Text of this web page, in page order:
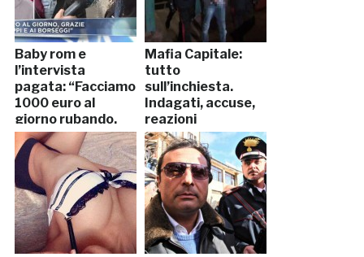
Baby rom e
l’intervista
pagata: “Facciamo
1000 euro al
giorno rubando,
ma solo in Italia”
Mafia Capitale:
tutto
sull’inchiesta.
Indagati, accuse,
reazioni